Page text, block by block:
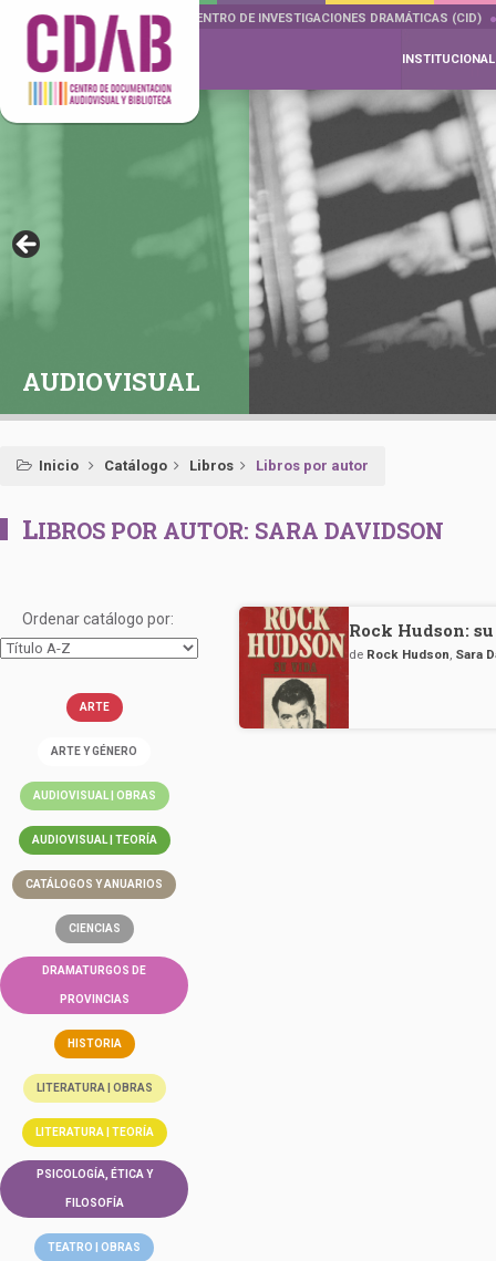
DOCUMENTA DRAMÁTICAS CENTRO DE INVESTIGACIONES DRAMÁTICAS (CID)
INSTITUCIONAL
AUDIOVISUAL
Inicio Catálogo Libros Libros por autor
LIBROS POR AUTOR: SARA DAVIDSON
Ordenar catálogo por:
ARTE
ARTE Y GÉNERO
AUDIOVISUAL | OBRAS
AUDIOVISUAL | TEORÍA
CATÁLOGOS Y ANUARIOS
CIENCIAS
DRAMATURGOS DE
PROVINCIAS
HISTORIA
LITERATURA | OBRAS
LITERATURA | TEORÍA
PSICOLOGÍA, ÉTICA Y
FILOSOFÍA
TEATRO | OBRAS
Rock Hudson:
de Rock Hudson, Sara